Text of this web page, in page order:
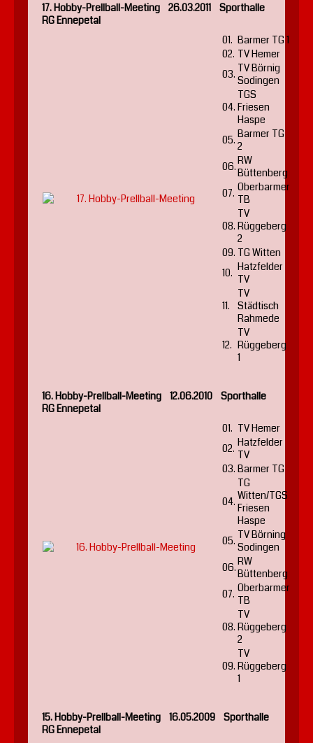
17. Hobby-Prellball-Meeting 26.03.2011 Sporthalle
RG Ennepetal
01. Barmer TG 1
02. TV Hemer
03. TV Börnig
Sodingen
04.
TGS
Friesen
Haspe
05. Barmer TG
2
06.RW
Büttenberg
07. Oberbarmer
TB
08.
TV
Rüggeberg
2
09. TG Witten
10. Hatzfelder
TV
11.
TV
Städtisch
Rahmede
12.
TV
Rüggeberg
1
16. Hobby-Prellball-Meeting 12.06.2010 Sporthalle
RG Ennepetal
01. TV Hemer
02. Hatzfelder
TV
03. Barmer TG
04.
TG
Witten/TGS
Friesen
Haspe
05. TV Börning
Sodingen
06.RW
Büttenberg
07. Oberbarmer
TB
08.
TV
Rüggeberg
2
09.
TV
Rüggeberg
1
15. Hobby-Prellball-Meeting 16.05.2009 Sporthalle
RG Ennepetal